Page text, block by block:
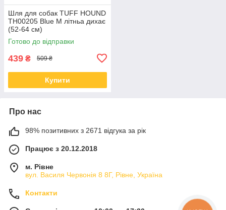
Шля для собак TUFF HOUND
TH00205 Blue M літньа дихає
(52-64 см)
Готово до відправки
439 ₴ 509 ₴
Купити
Про нас
98% позитивних з 2671 відгука за рік
Працює з 20.12.2018
м. Рівне
вул. Василя Червонія 8 8Г, Рівне, Україна
Контакти